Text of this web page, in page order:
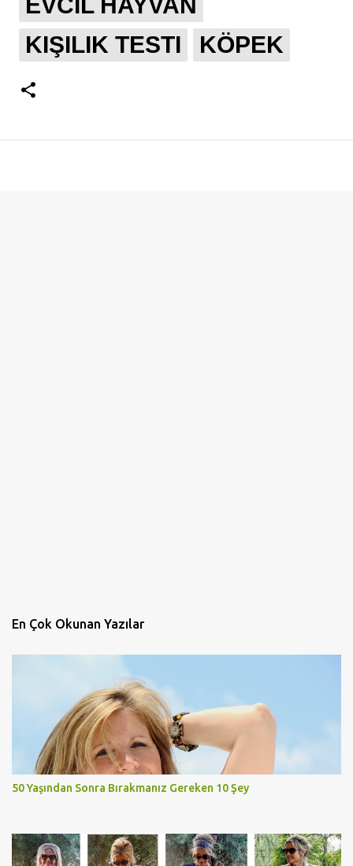
EVCIL HAYVAN
KIŞILIK TESTI
KÖPEK
En Çok Okunan Yazılar
50 Yaşından Sonra Bırakmanız Gereken 10 Şey